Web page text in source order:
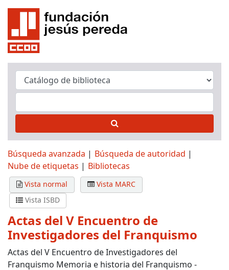
Búsqueda avanzada
Búsqueda de autoridad
Nube de etiquetas
Bibliotecas
Vista normal
Vista MARC
Vista ISBD
Actas del V Encuentro de
Investigadores del Franquismo
Actas del V Encuentro de Investigadores del
Franquismo Memoria e historia del Franquismo -